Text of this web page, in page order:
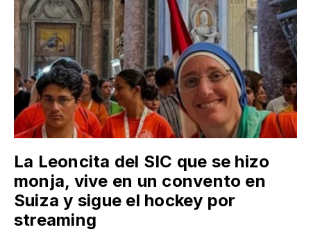
La Leoncita del SIC que se hizo
monja, vive en un convento en
Suiza y sigue el hockey por
streaming